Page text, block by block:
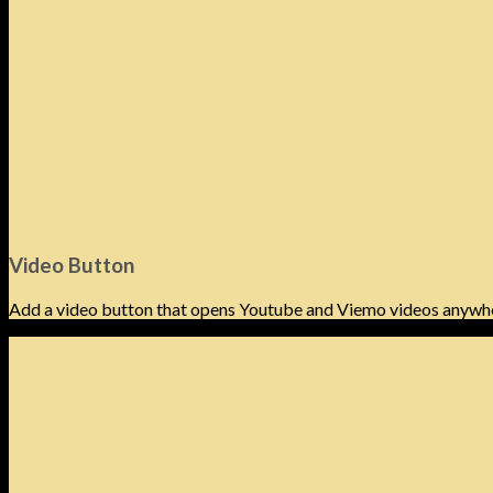
Video Button
Add a video button that opens Youtube and Viemo videos